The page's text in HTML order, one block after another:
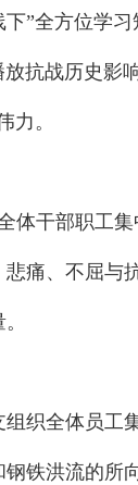
全方位学习
抗战历史影
力。
干部职工集
痛、不屈与
全体员工集
铁洪流的所